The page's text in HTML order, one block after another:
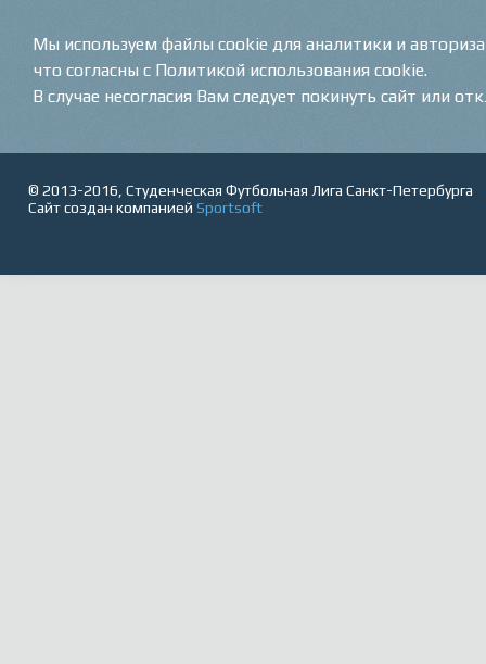
© 2013-2016, Студенческая Футбольная Лига Санкт-Петербурга
Сайт создан компанией Sportsoft
Мы используем файлы cookie для аналитики и
что согласны с Политикой использования cookie.
В случае несогласия Вам следует покинуть сайт или